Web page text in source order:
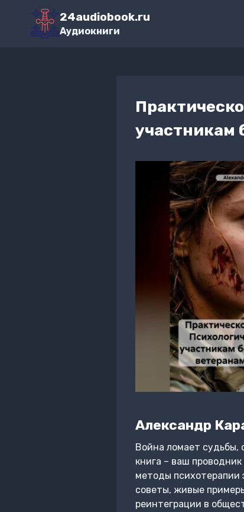
Перейти
содержимому
24audiobook.ru
Аудиокниги
участникам
Александр
Война ломает судьбы,
книга – ваш
методы психотерапии
советы, живые
реинтеграции в